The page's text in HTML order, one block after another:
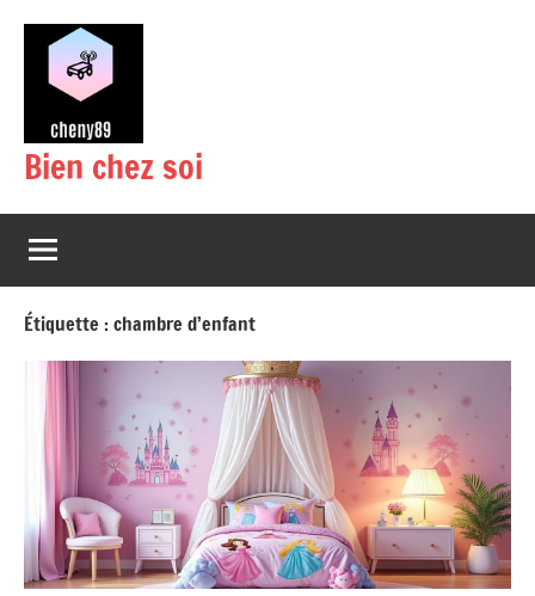
contenu
Bien chez soi
Étiquette :chambre d’enfant